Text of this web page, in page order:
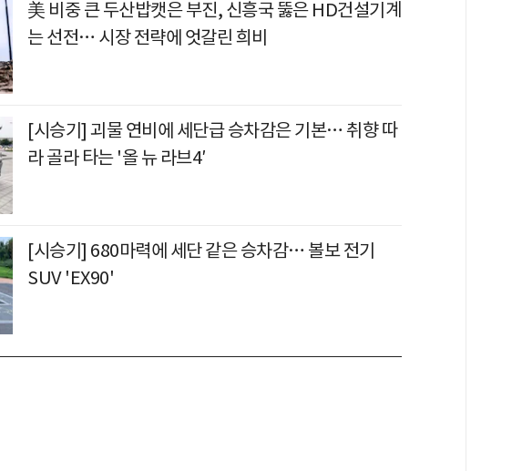
美 비중 큰 두산밥캣은 부진, 신흥국 뚫은 HD건설기계
는 선전… 시장 전략에 엇갈린 희비
[시승기] 괴물 연비에 세단급 승차감은 기본… 취향 따
라 골라 타는 '올 뉴 라브4′
[시승기] 680마력에 세단 같은 승차감… 볼보 전기
SUV 'EX90'